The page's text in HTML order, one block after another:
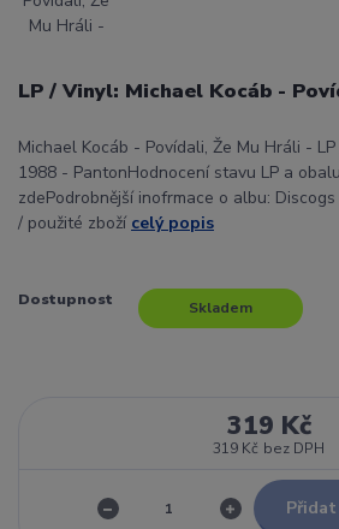
LP / Vinyl: Michael Kocáb -
Michael Kocáb - Povídali, Že Mu Hráli -
1988 - PantonHodnocení stavu LP a
zdePodrobnější inofrmace o albu:
/ použité zboží celý popis
Dostupnost Skladem
319 Kč
319 Kč bez DPH